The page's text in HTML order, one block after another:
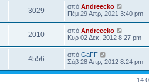
3029 από Andreecko
Πέμ 29 Απρ, 2021 3:40 pm
2010 από Andreecko
Κυρ 02 Δεκ, 2012 8:27 pm
4556 από GaFF
Σάβ 28 Απρ, 2012 8:24 pm
14